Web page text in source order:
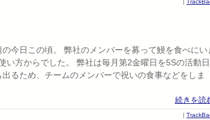
|
今日この頃。 弊社のメンバーを募って鰻を食べにい
方からでした。 弊社は毎月第2金曜日を5Sの活動日
るため、チームのメンバーで祝いの食事などをしま
続きを読
|